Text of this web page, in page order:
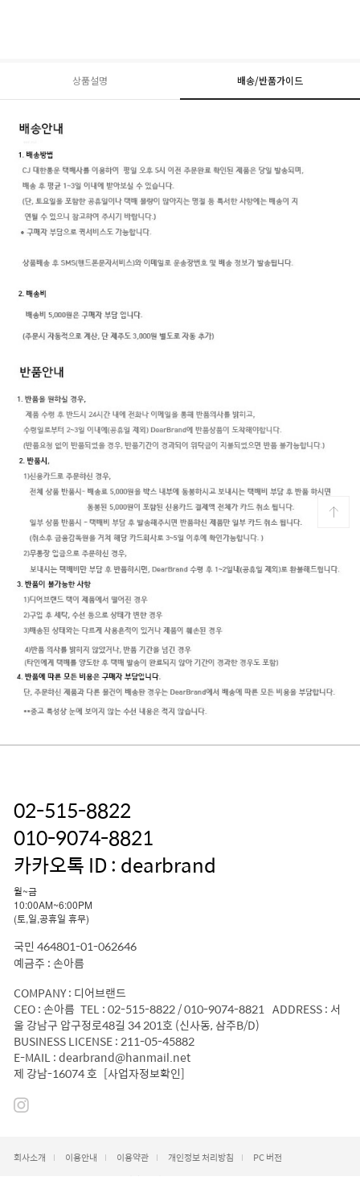
상품설명 배송/반품가이드
02-515-8822
010-9074-8821
카카오톡 ID : dearbrand
월~금
10:00AM~6:00PM
(토,일,공휴일 휴무)
국민 464801-01-062646
예금주 : 손아름
COMPANY : 디어브랜드
CEO : 손아름 TEL : 02-515-8822 / 010-9074-8821 ADDRESS : 서
울 강남구 압구정로48길 34 201호 (신사동, 삼주B/D)
BUSINESS LICENSE : 211-05-45882
E-MAIL : dearbrand@hanmail.net
제 강남-16074 호 [사업자정보확인]
회사소개 이용안내 이용약관 개인정보 처리방침 PC 버전